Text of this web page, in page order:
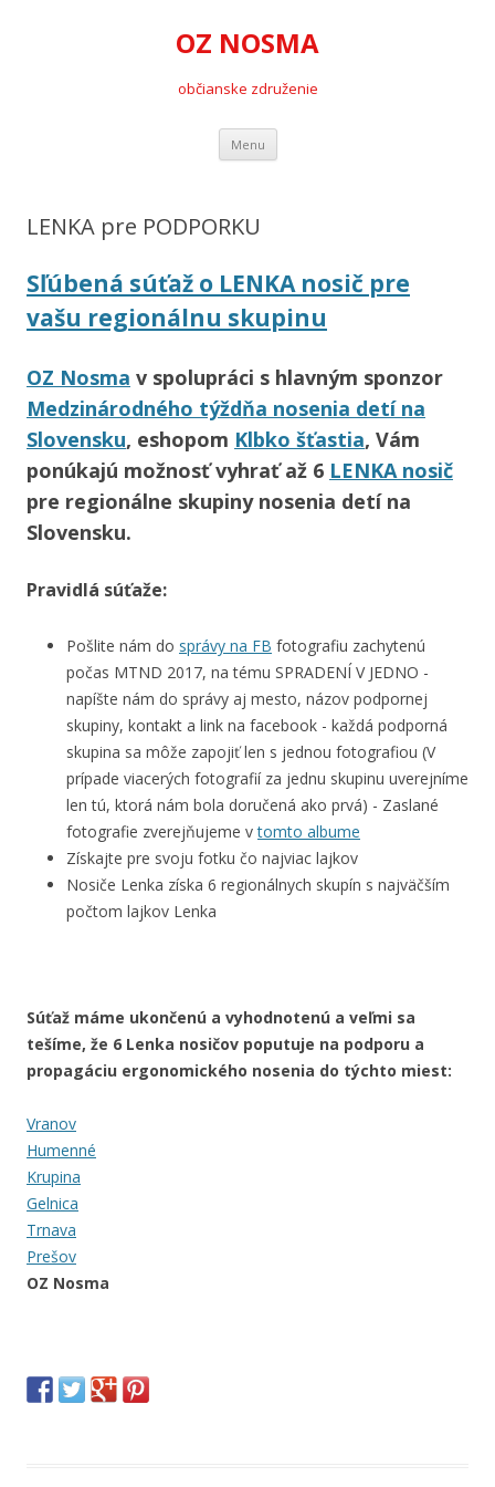
OZ NOSMA
občianske združenie
Menu Preskočiť
obsah
LENKA pre PODPORKU
Sľúbená súťaž o LENKA nosič pre
vašu regionálnu skupinu
OZ Nosma v spolupráci s hlavným sponzor
Medzinárodného týždňa nosenia detí na
Slovensku, eshopom Klbko šťastia, Vám
ponúkajú možnosť vyhrať až 6 LENKA nosič
pre regionálne skupiny nosenia detí na
Slovensku.
Pravidlá súťaže:
Pošlite nám do správy na FB fotografiu zachytenú
počas MTND 2017, na tému SPRADENÍ V JEDNO -
napíšte nám do správy aj mesto, názov podpornej
skupiny, kontakt a link na facebook - každá podporná
skupina sa môže zapojiť len s jednou fotografiou (V
prípade viacerých fotografií za jednu skupinu uverejníme
len tú, ktorá nám bola doručená ako prvá) - Zaslané
fotografie zverejňujeme vtomto albume
Získajte pre svoju fotku čo najviac lajkov
Nosiče Lenka získa 6 regionálnych skupín s najväčším
počtom lajkov Lenka
Súťaž máme ukončenú a vyhodnotenú a veľmi sa
tešíme, že 6 Lenka nosičov poputuje na podporu a
propagáciu ergonomického nosenia do týchto miest:
Vranov
Humenné
Krupina
Gelnica
Trnava
Prešov
OZ Nosma